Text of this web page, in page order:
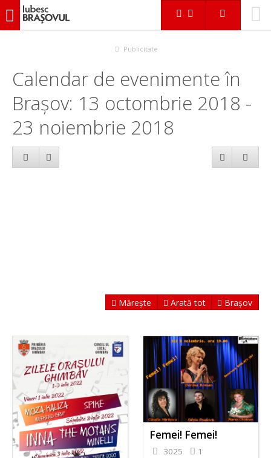
iubescbraşovul.ro
Publicitate
Calendar de evenimente în
Brașov: 13 octombrie 2018 -
23 noiembrie 2018
Mărește Arată tot Brașov
Femei! Femei!
3025 1